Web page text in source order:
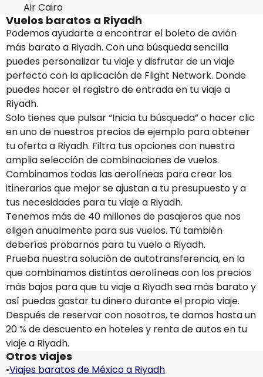
Air Cairo
Vuelos baratos a Riyadh
Podemos ayudarte a encontrar el boleto de avión
más barato a Riyadh. Con una búsqueda sencilla
puedes personalizar tu viaje y disfrutar de un viaje
perfecto con la aplicación de Flight Network. Donde
puedes hacer el registro de entrada en tu viaje a
Riyadh.
Solo tienes que pulsar “Inicia tu búsqueda” o hacer clic
en uno de nuestros precios de ejemplo para obtener
tu oferta a Riyadh. Filtra tus opciones con nuestra
amplia selección de combinaciones de vuelos.
Combinamos todas las aerolíneas para crear los
itinerarios que mejor se ajustan a tu presupuesto y a
tus necesidades para tu viaje a Riyadh.
Tenemos más de 40 millones de pasajeros que nos
eligen anualmente para sus vuelos. Tú también
deberías probarnos para tu vuelo a Riyadh.
Prueba nuestra solución de autotransferencia, en la
que combinamos distintas aerolíneas con los precios
más bajos para que tu viaje a Riyadh sea más barato y
así puedas gastar tu dinero durante el propio viaje.
Después de reservar con nosotros, te damos hasta un
20 % de descuento en hoteles y renta de autos en tu
viaje a Riyadh.
Otros viajes
•Viajes baratos de México a Riyadh